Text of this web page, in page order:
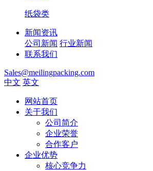
纸袋类
新闻资讯
公司新闻 行业新闻
联系我们
Sales@meilingpacking.com
中文 英文
网站首页
关于我们
公司简介
企业荣誉
合作客户
企业优势
核心竞争力